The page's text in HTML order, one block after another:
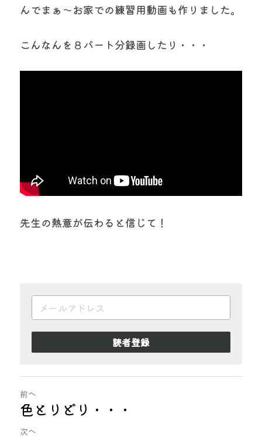
んでまぁ～お家での練習用動画も作りました。
こんなんを８パート分録画したり・・・
先生の熱意が伝わると信じて！
読者登録
前へ
色とりどり・・・
次へ